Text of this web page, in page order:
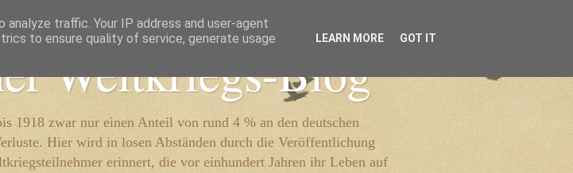
Weltkriegs-Blog
1918 zwar nur einen Anteil von rund 4 % an den deutschen
Hier wird in losen Abständen durch die Veröffentlichung
erinnert, die vor einhundert Jahren ihr Leben auf
traffic. Your IP address and user-agent
to ensure quality of service, generate usage
LEARN MORE GOT IT